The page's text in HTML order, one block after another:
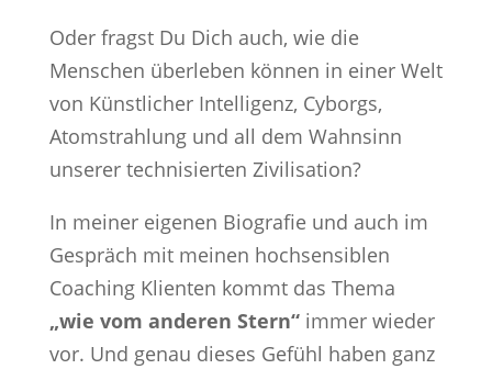
Oder fragst Du Dich auch, wie die
Menschen überleben können in einer Welt
von Künstlicher Intelligenz, Cyborgs,
Atomstrahlung und all dem Wahnsinn
unserer technisierten Zivilisation?
In meiner eigenen Biografie und auch im
Gespräch mit meinen hochsensiblen
Coaching Klienten kommt das Thema
„wie vom anderen Stern“immer wieder
vor. Und genau dieses Gefühl haben ganz